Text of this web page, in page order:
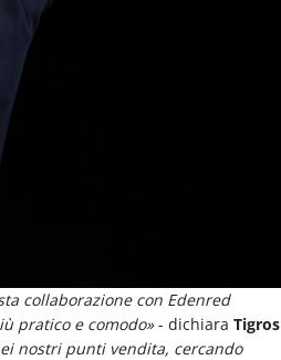
collaborazione con Edenred
pratico e comodo»- dichiara Tigros
nostri punti vendita, cercando